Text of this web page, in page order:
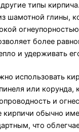
типы
шамотной глины,
более
и удерживать
использовать
или корунда,
и
кирпичи обычно
что